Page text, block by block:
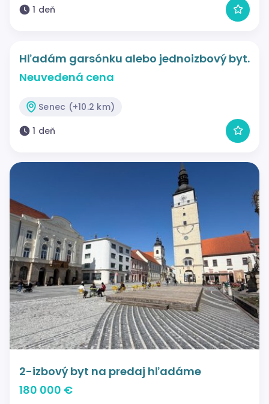
1 deň
Hľadám garsónku alebo jednoizbový byt.
Neuvedená cena
Senec (+10.2 km)
1 deň
2-izbový byt na predaj hľadáme
180 000 €